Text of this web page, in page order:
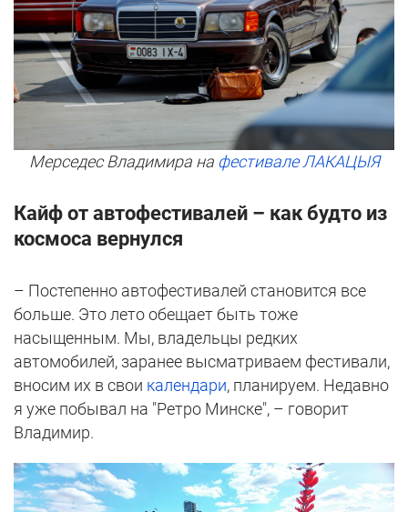
Мерседес Владимира на фестивале ЛАКАЦЫЯ
Кайф от автофестивалей – как будто из
космоса вернулся
– Постепенно автофестивалей становится все
больше. Это лето обещает быть тоже
насыщенным. Мы, владельцы редких
автомобилей, заранее высматриваем фестивали,
вносим их в свои календари, планируем. Недавно
я уже побывал на "Ретро Минске", – говорит
Владимир.